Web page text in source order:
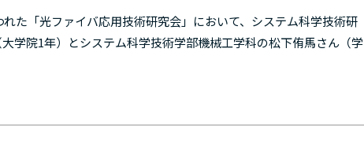
た「光ファイバ応用技術研究会」において、システム科学技術研
学院1年）とシステム科学技術学部機械工学科の松下侑馬さん（学